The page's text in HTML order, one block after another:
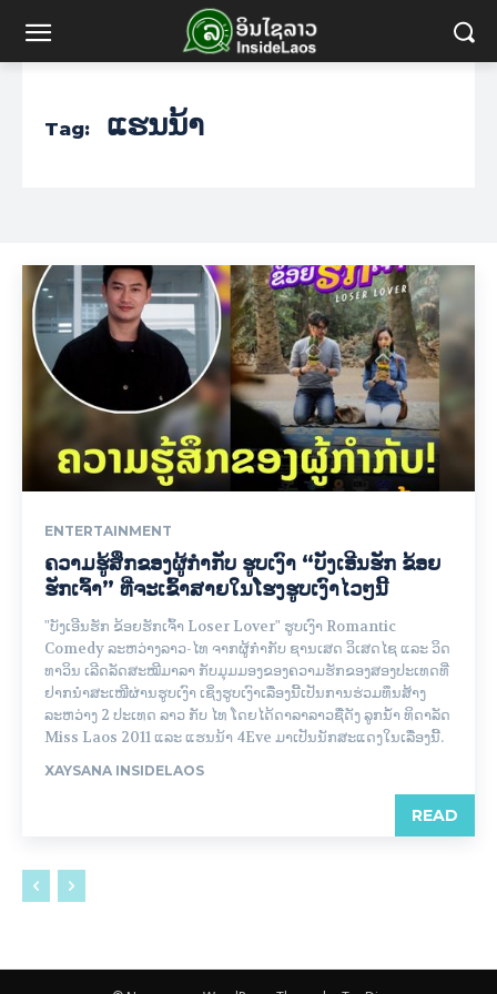
Tag: ແຮນນ້າ
ENTERTAINMENT
ຄວາມຮູ້ສຶກຂອງຜູ້ກຳກັບ ຮູບເງົາ “ບັງເອີນຮັກ ຂ້ອຍ
ຮັກເຈົ້າ” ທີ່ຈະເຂົ້າສາຍໃນໂຮງຮູບເງົາໄວໆນີ້
"ບັງເອີນຮັກ ຂ້ອຍຮັກເຈົ້າ Loser Lover" ຮູບເງົາ Romantic
Comedy ລະຫວ່າງລາວ-ໄທ ຈາກຜູ້ກຳກັບ ຊານເສດ ວິເສດໄຊ ແລະ ວິດ
ທາວິນ ເລີດລັດສະໝີມາລາ ກັບມຸມມອງຂອງຄວາມຮັກຂອງສອງປະເທດທີ່
ຢາກນຳສະເໜີຜ່ານຮູບເງົາ ເຊິ່ງຮູບເງົາເລື່ອງນີ້ເປັນການຮ່ວມທຶນສ້າງ
ລະຫວ່າງ 2 ປະເທດ ລາວ ກັບ ໄທ ໂດຍໄດ້ດາລາລາວຊື່ດັງ ລູກນໍ້າ ທິດາລັດ
Miss Laos 2011 ແລະ ແຮນນ້າ 4Eve ມາເປັນນັກສະແດງໃນເລື່ອງນີ້.
XAYSANA INSIDELAOS
READ